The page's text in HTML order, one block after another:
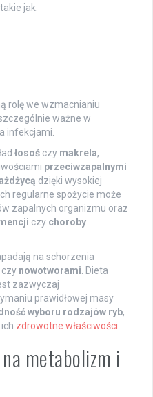
jak:
rolę we wzmacnianiu
ważne w
infekcjami.
łosoś czy makrela,
przeciwzapalnymi
dzięki wysokiej
regularne spożycie może
zapalnych organizmu oraz
czy choroby
na schorzenia
czy nowotworami . Dieta
zazwyczaj
prawidłowej masy
wyboru rodzajów ryb,
zdrowotne właściwości
metabolizm i